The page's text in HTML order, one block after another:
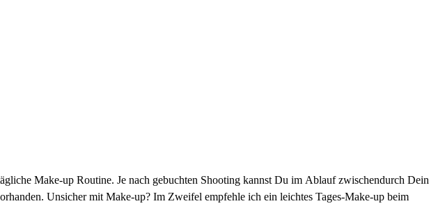
Make-up Routine. Je nach gebuchten Shooting kannst Du im Ablauf zwischendurch Dein
Unsicher mit Make-up? Im Zweifel empfehle ich ein leichtes Tages-Make-up beim